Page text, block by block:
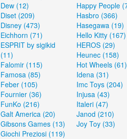
Dew (12)
Diset (209)
Disney (473)
Eichhorn (71)
ESPRIT by sigikid
(11)
Falomir (115)
Famosa (85)
Feber (105)
Fournier (36)
FunKo (216)
Galt America (20)
Gibsons Games (13)
Giochi Preziosi (119)
Happy People
Hasbro (366)
Hasegawa (19)
Hello Kitty (167)
HEROS (29)
Heunec (158)
Hot Wheels (61)
Idena (31)
Imc Toys (204)
Injusa (43)
Italeri (47)
Janod (210)
Joy Toy (33)